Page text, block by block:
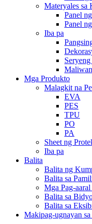
Materyales sa
Panel
Panel
Iba pa
Mga Produkto
Malagkit na
EVA
PES
TPU
PO
PA
Sheet ng
Iba pa
Balita
Balita ng
Balita sa
Mga Pag-
Balita sa
Balita sa
Makipag-ugnayan